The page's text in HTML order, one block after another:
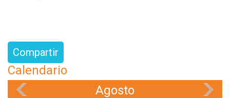
Compartir
Calendario
Agosto